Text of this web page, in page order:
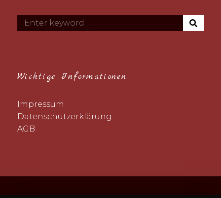
Search
for:
E
Wichtige Informationen
Impressum
Datenschutzerklärung
AGB